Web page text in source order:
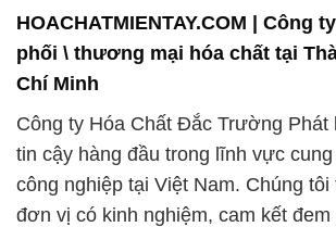
HOACHATMIENTAY.COM | Công
phối \ thương mại hóa chất tại
Chí Minh
Công ty Hóa Chất Đắc Trường Phát
tin cậy hàng đầu trong lĩnh vực
công nghiệp tại Việt Nam. Chúng
đơn vị có kinh nghiệm, cam kết đem